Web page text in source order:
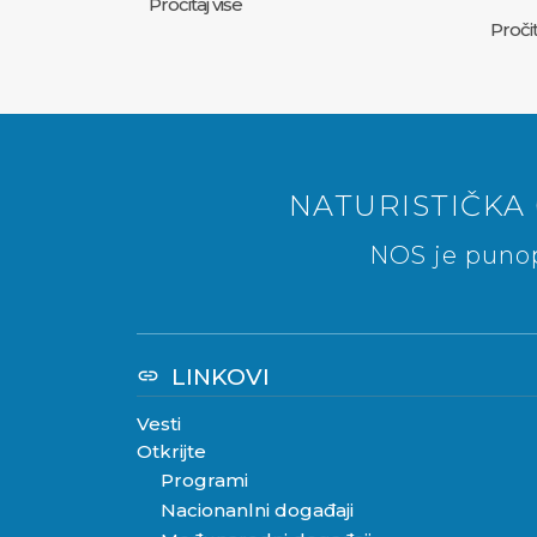
NOS je
link LINKOVI
Vesti
Otkrijte
Programi
Nacionanlni događaji